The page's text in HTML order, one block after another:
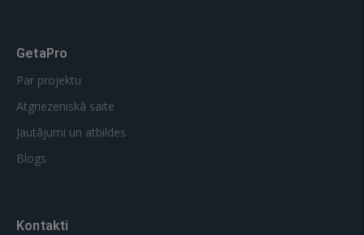
GetaPro
Par projektu
Atgriezeniskā saite
Jautājumi un atbildes
Blogs
Kontakti